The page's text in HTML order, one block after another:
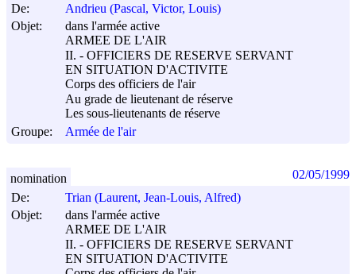
De:
Andrieu (Pascal, Victor, Louis)
Objet:
dans l'armée active
ARMEE DE L'AIR
II. - OFFICIERS DE RESERVE SERVANT
EN SITUATION D'ACTIVITE
Corps des officiers de l'air
Au grade de lieutenant de réserve
Les sous-lieutenants de réserve
Groupe:
Armée de l'air
De:
Trian (Laurent, Jean-Louis, Alfred)
Objet:
dans l'armée active
ARMEE DE L'AIR
II. - OFFICIERS DE RESERVE SERVANT
EN SITUATION D'ACTIVITE
nomination 02/05/1999